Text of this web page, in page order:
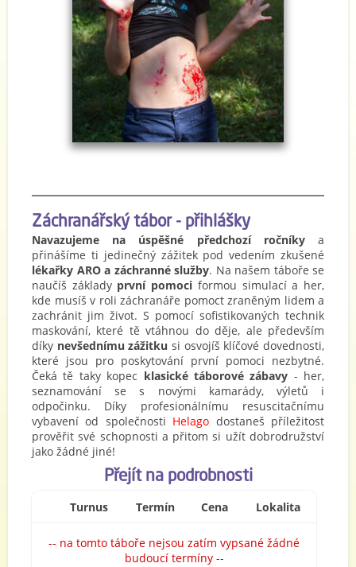
Záchranářský tábor - přihlášky
Navazujeme na úspěšné předchozí ročníky a
přinášíme ti jedinečný zážitek pod vedením zkušené
lékařky ARO a záchranné služby. Na našem táboře se
naučíš základy první pomoci formou simulací a her,
kde musíš v roli záchranáře pomoct zraněným lidem a
zachránit jim život. S pomocí sofistikovaných technik
maskování, které tě vtáhnou do děje, ale především
díky nevšednímu zážitku si osvojíš klíčové dovednosti,
které jsou pro poskytování první pomoci nezbytné.
Čeká tě taky kopec klasické táborové zábavy - her,
seznamování se s novými kamarády, výletů i
odpočinku. Díky profesionálnímu resuscitačnímu
vybavení od společnosti Helago dostaneš příležitost
prověřit své schopnosti a přitom si užít dobrodružství
jako žádné jiné!
Přejít na podrobnosti
Turnus Termín Cena Lokalita
-- na tomto táboře nejsou zatím vypsané žádné
budoucí termíny --